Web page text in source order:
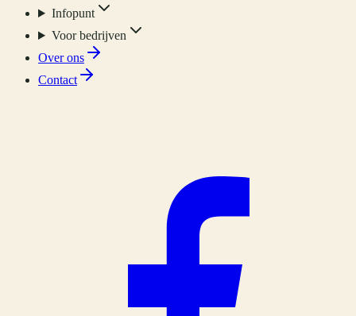
Infopunt
Voor bedrijven
Over ons
Contact